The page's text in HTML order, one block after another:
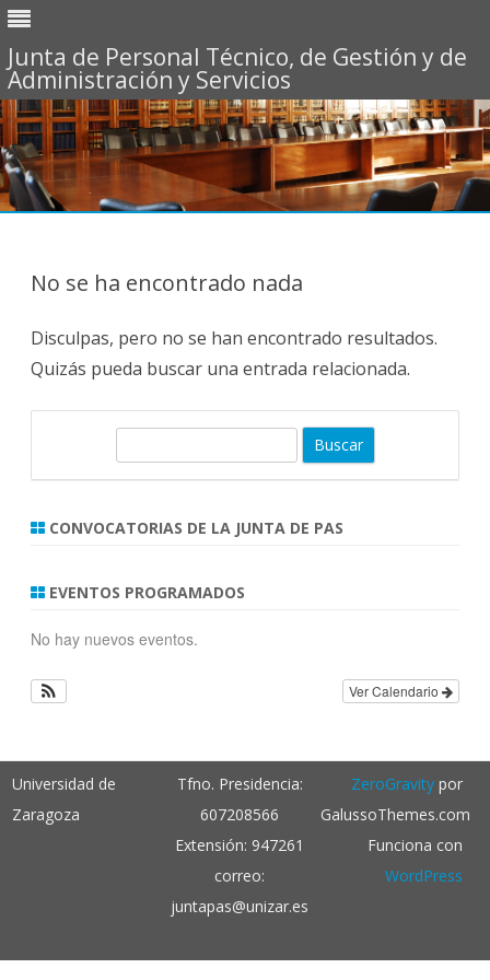
Junta de Personal Técnico, de Gestión y de
Administración y Servicios
No se ha encontrado nada
Disculpas, pero no se han encontrado resultados.
Quizás pueda buscar una entrada relacionada.
u
c
r
CONVOCATORIAS DE LA JUNTA DE PAS
EVENTOS PROGRAMADOS
No hay nuevos eventos.
Ver Calendario
Universidad de
Zaragoza
Tfno. Presidencia:
607208566
Extensión: 947261
correo:
juntapas@unizar.es
ZeroGravitypor
GalussoThemes.com
Funciona con
WordPress